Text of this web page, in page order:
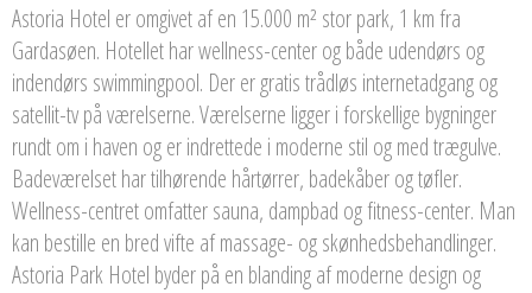
Astoria Hotel er omgivet af en 15.000 m² stor park, 1 km fra
Gardasøen. Hotellet har wellness-center og både udendørs og
indendørs swimmingpool. Der er gratis trådløs internetadgang og
satellit-tv på værelserne. Værelserne ligger i forskellige bygninger
rundt om i haven og er indrettede i moderne stil og med trægulve.
Badeværelset har tilhørende hårtørrer, badekåber og tøfler.
Wellness-centret omfatter sauna, dampbad og fitness-center. Man
kan bestille en bred vifte af massage- og skønhedsbehandlinger.
Astoria Park Hotel byder på en blanding af moderne design og